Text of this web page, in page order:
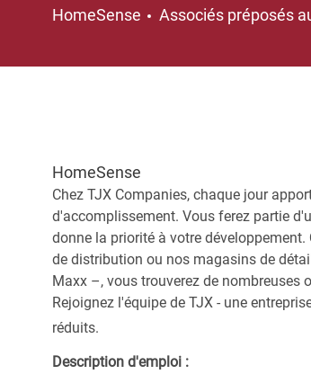
HomeSense Catégorie
Associés préposés
HomeSense
Chez TJX Companies, chaque jour
d'accomplissement. Vous ferez partie
donne la priorité à votre
de distribution ou nos magasins de
Maxx –, vous trouverez de nombreuses
Rejoignez l'équipe de TJX - une
réduits.
Description d'emploi :